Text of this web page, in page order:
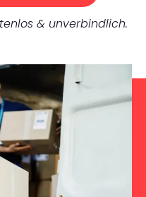
& unverbindlich.